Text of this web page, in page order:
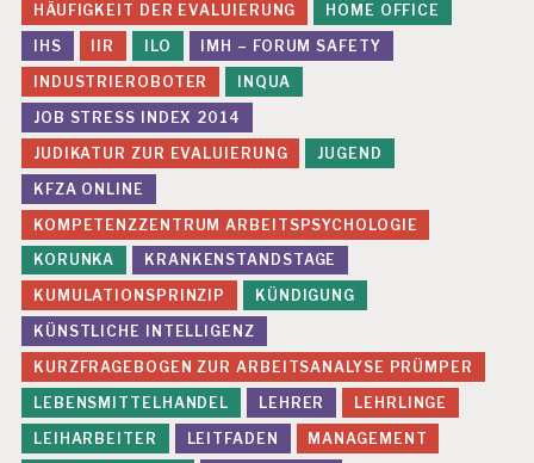
HÄUFIGKEIT DER EVALUIERUNG
HOME OFFICE
IHS
IIR ILO
IMH – FORUM SAFETY
INDUSTRIEROBOTER
INQUA
JOB STRESS INDEX 2014
JUDIKATUR ZUR EVALUIERUNG
JUGEND
KFZA ONLINE
KOMPETENZZENTRUM ARBEITSPSYCHOLOGIE
KORUNKA
KRANKENSTANDSTAGE
KUMULATIONSPRINZIP
KÜNDIGUNG
KÜNSTLICHE INTELLIGENZ
KURZFRAGEBOGEN ZUR ARBEITSANALYSE PRÜMPER
LEBENSMITTELHANDEL
LEHRER
LEHRLINGE
LEIHARBEITER
LEITFADEN
MANAGEMENT